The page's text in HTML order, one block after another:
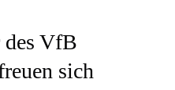
VfB
sich